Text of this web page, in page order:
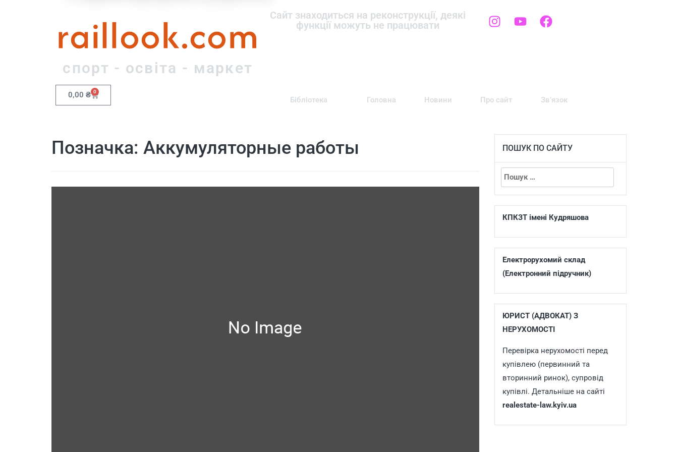
raillook.com
спорт - освіта - маркет
Сайт знаходиться на реконструкції, деякі
функції можуть не працювати
0,00 ₴ 0
Бібліотека Головна Новини Про сайт Зв’язок
Позначка: Аккумуляторные работы ПОШУК ПО САЙТУ
КПКЗТ імені Кудряшова
Електрорухомий склад
(Електронний підручник)
ЮРИСТ (АДВОКАТ) З
НЕРУХОМОСТІ
Перевірка нерухомості перед
купівлею (первинний та
вторинний ринок), супровід
купівлі. Детальніше на сайті
realestate-law.kyiv.ua